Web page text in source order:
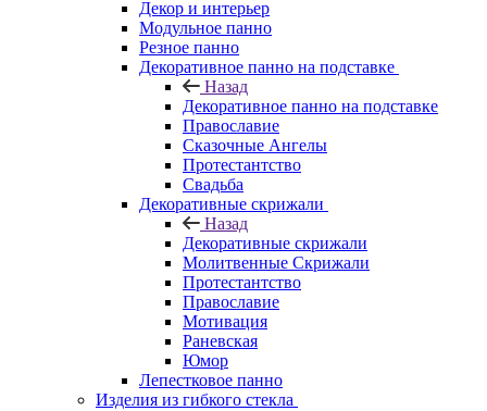
Декор и интерьер
Модульное панно
Резное панно
Декоративное панно на подставке
Назад
Декоративное панно на подставке
Православие
Сказочные Ангелы
Протестантство
Свадьба
Декоративные скрижали
Назад
Декоративные скрижали
Молитвенные Скрижали
Протестантство
Православие
Мотивация
Раневская
Юмор
Лепестковое панно
Изделия из гибкого стекла